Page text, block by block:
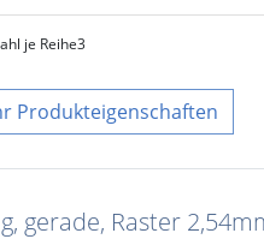
je Reihe3
Produkteigenschaften
gerade, Raster